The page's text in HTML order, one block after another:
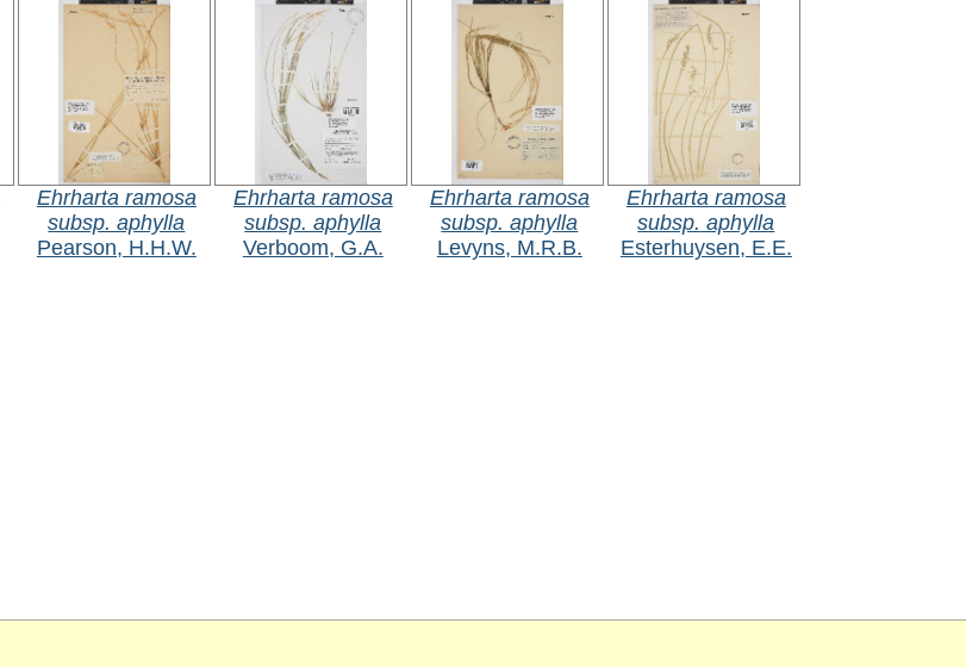
Ehrharta ramosa
subsp. aphylla
Pearson, H.H.W.
Ehrharta ramosa
subsp. aphylla
Verboom, G.A.
Ehrharta ramosa
subsp. aphylla
Levyns, M.R.B.
Ehrharta ramosa
subsp. aphylla
Esterhuysen, E.E.